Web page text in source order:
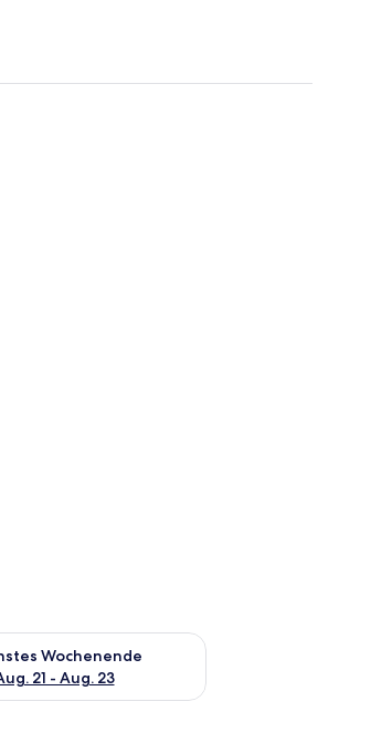
Aug. 14 - Aug. 16.
Wochenende
21 - Aug. 23
Verfügbarkeit für nächstes Wochenende, Aug.